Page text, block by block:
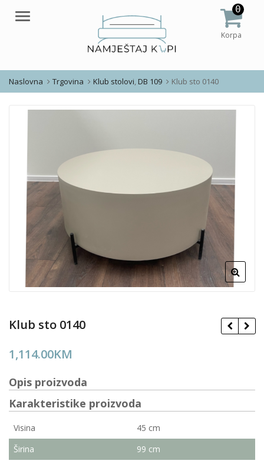
Meni
0
Korpa
Naslovna Trgovina Klub stolovi,DB 109 Klub sto 0140
Klub sto 0140
1,114.00KM
Opis proizvoda
Karakteristike proizvoda
Visina
45 cm
Širina
99 cm